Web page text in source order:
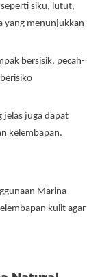
siku, lutut,
yang menunjukkan
bersisik, pecah-
jelas juga dapat
kelembapan.
Marina
kulit agar